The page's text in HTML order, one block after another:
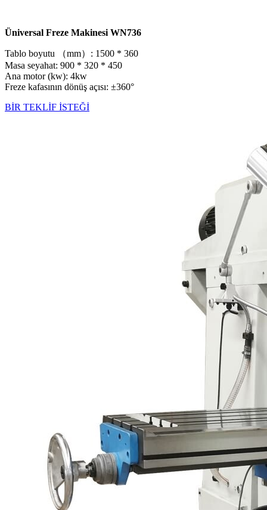
Üniversal Freze Makinesi WN736
Tablo boyutu （mm）: 1500 * 360
Masa seyahat: 900 * 320 * 450
Ana motor (kw): 4kw
Freze kafasının dönüş açısı: ±360°
BİR TEKLİF İSTEĞİ